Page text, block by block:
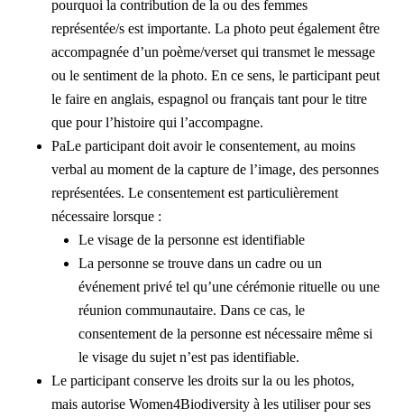
pourquoi la contribution de la ou des femmes
représentée/s est importante. La photo peut également être
accompagnée d’un poème/verset qui transmet le message
ou le sentiment de la photo. En ce sens, le participant peut
le faire en anglais, espagnol ou français tant pour le titre
que pour l’histoire qui l’accompagne.
PaLe participant doit avoir le consentement, au moins
verbal au moment de la capture de l’image, des personnes
représentées. Le consentement est particulièrement
nécessaire lorsque :
Le visage de la personne est identifiable
La personne se trouve dans un cadre ou un
événement privé tel qu’une cérémonie rituelle ou une
réunion communautaire. Dans ce cas, le
consentement de la personne est nécessaire même si
le visage du sujet n’est pas identifiable.
Le participant conserve les droits sur la ou les photos,
mais autorise Women4Biodiversity à les utiliser pour ses